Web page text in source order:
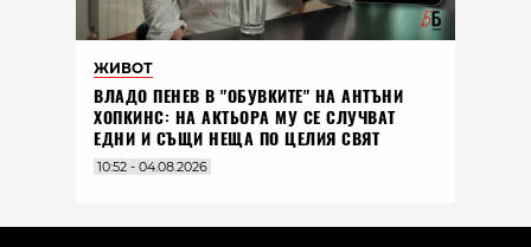
ЖИВОТ
ВЛАДO ПЕНЕВ В "ОБУВКИТЕ" НА АНТЪНИ
ХОПКИНС: НА АКТЬОРА МУ СЕ СЛУЧВАТ
ЕДНИ И СЪЩИ НЕЩА ПО ЦЕЛИЯ СВЯТ
10:52 - 04.08.2026